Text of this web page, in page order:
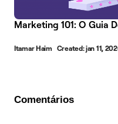
Marketing 101: O Guia
Itamar Haim Created:jan 11,
Comentários